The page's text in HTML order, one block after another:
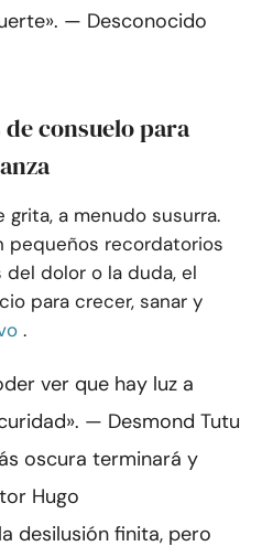
— Desconocido
consuelo para
grita, a menudo susurra.
pequeños recordatorios
dolor o la duda, el
para crecer, sanar y
.
ver que hay luz a
— Desmond Tutu
oscura terminará y
Hugo
desilusión finita, pero